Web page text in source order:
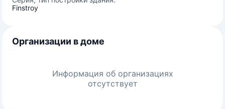
Finstroy
Организации в доме
Информация об организациях
отсутствует